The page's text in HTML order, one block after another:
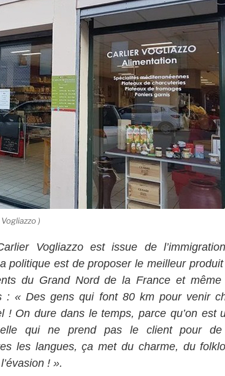
)
Vogliazzo est issue de
politique est de proposer le meilleur
du Grand Nord de la France et même
: «Des gens qui font 80 km pour venir
! On dure dans le temps, parce qu’on est
qui ne prend pas le client pour
les langues, ça met du charme, du
! ».